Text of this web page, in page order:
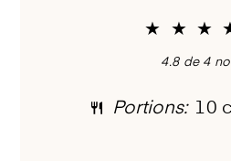
★ ★ ★
4.8de 4
Portions: 10